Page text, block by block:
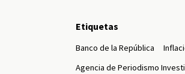
Etiquetas
Banco de la República
Agencia de Periodismo